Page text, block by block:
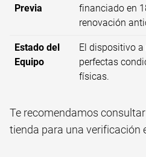
Previa
financiado en
renovación
Estado del
Equipo
El dispositivo a
perfectas
físicas.
Te recomendamos
tienda para una verificación